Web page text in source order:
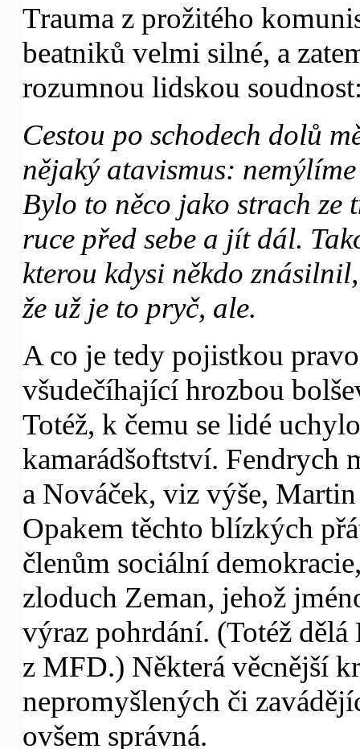
Trauma z prožitého
beatniků velmi silné, a
rozumnou lidskou
Cestou po schodech dolů
nějaký atavismus:
Bylo to něco jako strach ze
ruce před sebe a jít dál.
kterou kdysi někdo
že už je to pryč, ale.
A co je tedy pojistkou
všudečíhající hrozbou
Totéž, k čemu se lidé
kamarádšoftství. Fendrych
a Nováček, viz výše,
Opakem těchto blízkých
členům sociální
zloduch Zeman, jehož
výraz pohrdání. (Totéž
z MFD.) Některá věcnější
nepromyšlených či
ovšem správná.